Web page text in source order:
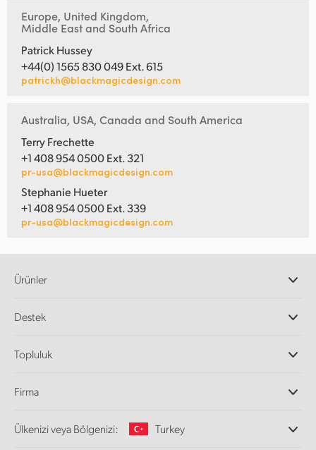
Europe, United Kingdom,
Middle East and South Africa
Patrick Hussey
+44(0) 1565 830 049 Ext. 615
patrickh@blackmagicdesign.com
Australia, USA, Canada and South America
Terry Frechette
+1 408 954 0500 Ext. 321
pr-usa@blackmagicdesign.com
Stephanie Hueter
+1 408 954 0500 Ext. 339
pr-usa@blackmagicdesign.com
Ürünler
DaVinci Resolve ve Fusion Yazılımı
Ultimatte
Kayıt ve Oynatım
Video Format Çevirici
Destek
Destek Merkezi
Topluluk
Firma
Hakkımızda
Ülkenizi veya Bölgenizi: Turkey